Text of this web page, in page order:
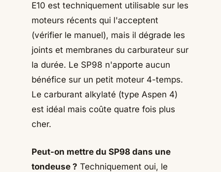
E10 est techniquement utilisable sur les
moteurs récents qui l'acceptent
(vérifier le manuel), mais il dégrade les
joints et membranes du carburateur sur
la durée. Le SP98 n'apporte aucun
bénéfice sur un petit moteur 4-temps.
Le carburant alkylaté (type Aspen 4)
est idéal mais coûte quatre fois plus
cher.
Peut-on mettre du SP98 dans une
tondeuse ? Techniquement oui, le